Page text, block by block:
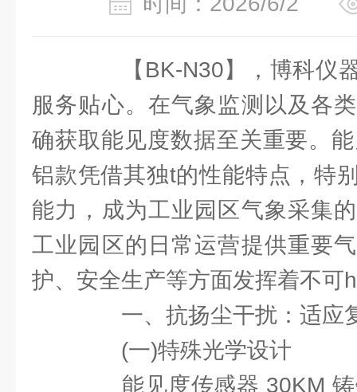
【BK-N30】，博科仪器
服务贴心。在气象监测以及各
确获取能见度数据至关重要。
铝款凭借其独t的性能特点，特
能力，成为工业园区气象采集
工业园区的日常运营提供重要
护、安全生产等方面发挥着不可
一、抗扬尘干扰：适应
(一)特殊光学设计
能见度传感器 30KM 铸